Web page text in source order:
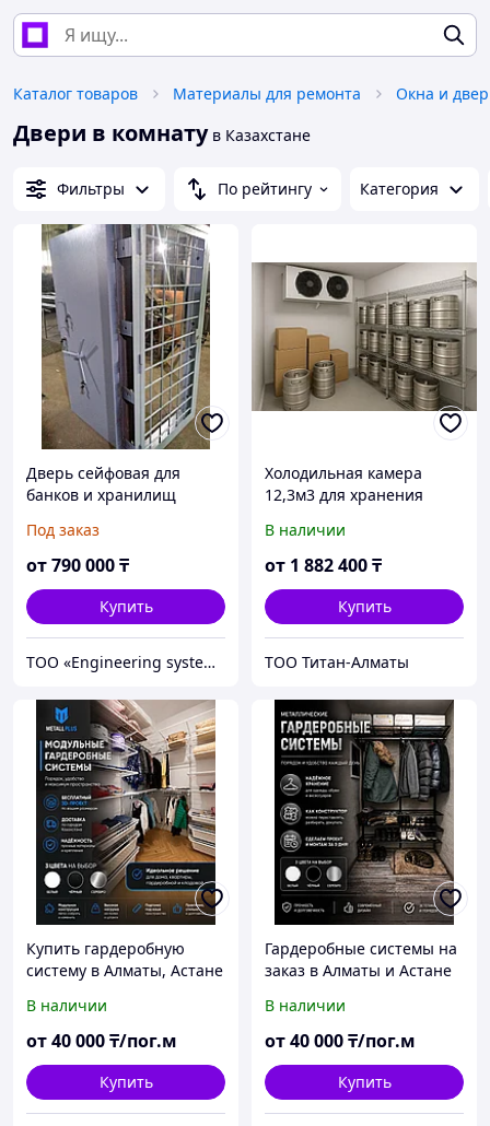
Каталог товаров Материалы для ремонта Окна и
Двери в комнатув Казахстане
Фильтры По рейтингу Категория
Дверь сейфовая для
банков и хранилищ
Под заказ
от790 000₸
Купить
ТОО «Engineering systems LTD»
Холодильная камера
12,3м3 для хранения
безалкогольных напитков
в кегах из ППУ -5С...+5С
В наличии
от 1 882 400₸
Купить
ТОО Титан-Алматы
Купить гардеробную
систему в Алматы, Астане
В наличии
от40 000₸/пог.м
Купить
Гардеробные системы на
заказ в Алматы и Астане
В наличии
от40 000₸/пог.м
Купить